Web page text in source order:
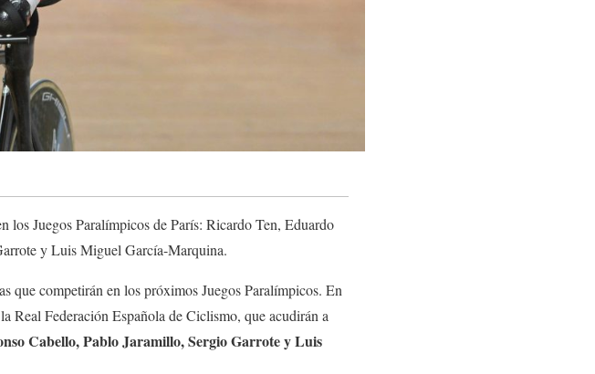
los Juegos Paralímpicos de París: Ricardo Ten, Eduardo
y Luis Miguel García-Marquina.
que competirán en los próximos Juegos Paralímpicos. En
Real Federación Española de Ciclismo, que acudirán a
Cabello, Pablo Jaramillo, Sergio Garrote y Luis